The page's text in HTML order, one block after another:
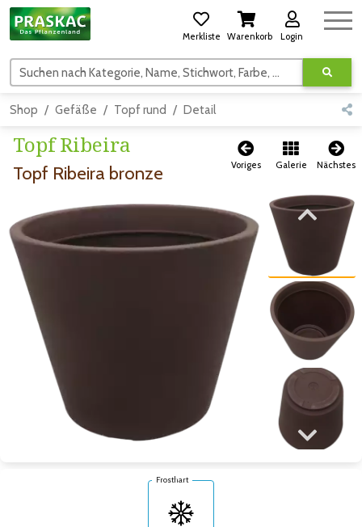
Merkliste Warenkorb Login
Suchen nach Kategorie, Name, Stichwort, Farbe, usw.
Shop Gefäße Topf rund Detail
Topf Ribeira
Topf Ribeira bronze Voriges Galerie Nächstes
Zum vorigen Bild Zum nächsten Bild
Zum vorigen Bild
Zum nächsten Bild
Frosthart